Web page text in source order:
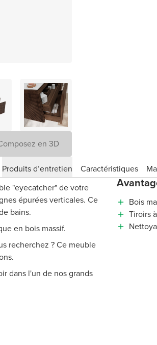
en 3D
Produits d’entretien Caractéristiques
"eyecatcher" de votre
épurées verticales. Ce
bains.
en bois massif.
recherchez ? Ce meuble
dans l'un de nos grands
Bois
Tiroirs